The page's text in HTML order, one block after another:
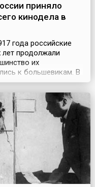
приняло
кинодела в
года российские
продолжали
их
к большевикам. В
отказывались
которые
были другие